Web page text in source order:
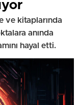
ve kitaplarında
anında
hayal etti.